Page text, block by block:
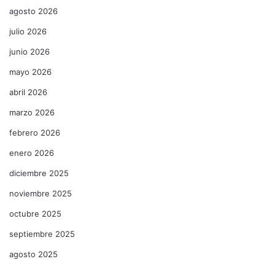
agosto 2026
julio 2026
junio 2026
mayo 2026
abril 2026
marzo 2026
febrero 2026
enero 2026
diciembre 2025
noviembre 2025
octubre 2025
septiembre 2025
agosto 2025